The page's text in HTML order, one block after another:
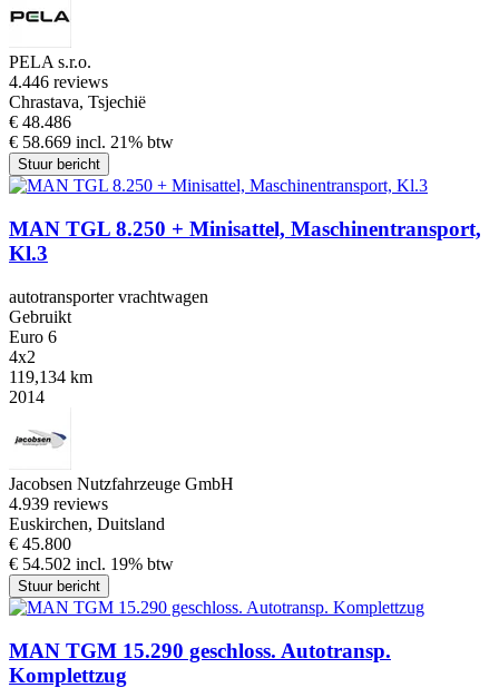
PELA s.r.o.
4.446 reviews
Chrastava, Tsjechië
€ 48.486
€ 58.669 incl. 21% btw
Stuur bericht
MAN TGL 8.250 + Minisattel, Maschinentransport,
Kl.3
autotransporter vrachtwagen
Gebruikt
Euro 6
4x2
119,134 km
2014
Jacobsen Nutzfahrzeuge GmbH
4.939 reviews
Euskirchen, Duitsland
€ 45.800
€ 54.502 incl. 19% btw
Stuur bericht
MAN TGM 15.290 geschloss. Autotransp.
Komplettzug